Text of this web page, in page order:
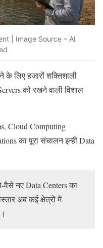
| Image Source – AI
लिए हजारों शक्तिशाली
को रखने वाली विशाल
Cloud Computing
का पूरा संचालन इन्हीं Data
नए Data Centers का
अब कई क्षेत्रों में